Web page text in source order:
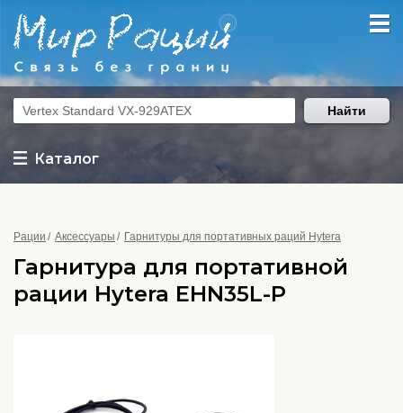
Каталог
Найти
Рации Аксессуары Гарнитуры для портативных раций Hytera
Гарнитура для портативной
рации Hytera EHN35L-P